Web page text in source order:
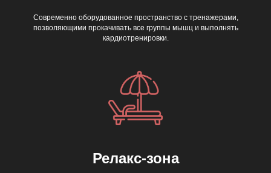
Современно оборудованное пространство с тренажерами,
позволяющими прокачивать все группы мышц и выполнять
кардиотренировки.
Релакс-зона